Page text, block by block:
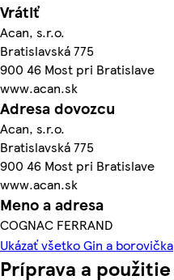
Vrátiť
Acan, s.r.o.
Bratislavská 775
900 46 Most pri Bratislave
www.acan.sk
Adresa dovozcu
Acan, s.r.o.
Bratislavská 775
900 46 Most pri Bratislave
www.acan.sk
Meno a adresa
COGNAC FERRAND
Ukázať všetko Gin a borovička
Príprava a použitie